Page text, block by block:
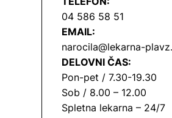
04 586 58 51
EMAIL:
narocila@lekarna-
DELOVNI ČAS:
Pon-pet / 7.30-19.30
Sob / 8.00 – 12.00
Spletna lekarna – 24/7